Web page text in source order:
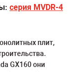
серия MVDR-4
плит,
GX160 они